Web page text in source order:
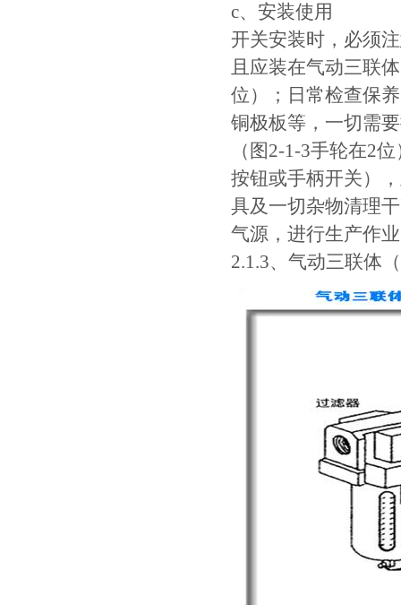
c、安装使用
开关安装时，必须
且应装在气动三联
位）；日常检查保
铜极板等，一切需
（图2-1-3手轮在2
按钮或手柄开关）
具及一切杂物清理
气源，进行生产作
2.1.3、气动三联体